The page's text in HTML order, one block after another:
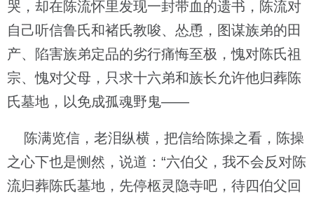
哭，却在陈流怀里发现一封带血的遗书，陈流对
自己听信鲁氏和褚氏教唆、怂恿，图谋族弟的田
产、陷害族弟定品的劣行痛悔至极，愧对陈氏祖
宗、愧对父母，只求十六弟和族长允许他归葬陈
氏墓地，以免成孤魂野鬼——
陈满览信，老泪纵横，把信给陈操之看，陈操
之心下也是恻然，说道：“六伯父，我不会反对陈
流归葬陈氏墓地，先停柩灵隐寺吧，待四伯父回